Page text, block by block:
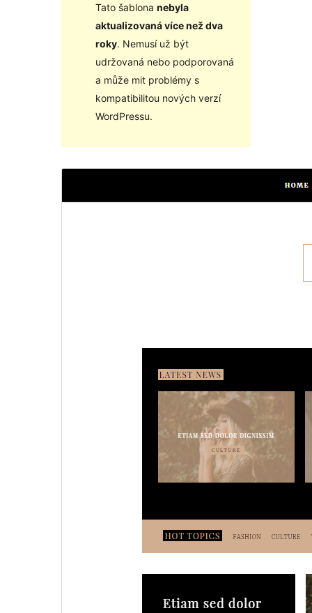
Tato šablona nebyla
aktualizovaná více než dva
roky. Nemusí už být
udržovaná nebo podporovaná
a může mit problémy s
kompatibilitou nových verzí
WordPressu.